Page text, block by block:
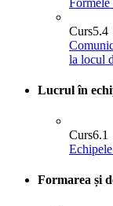
Curs5.4
la locul
Lucrul în
Curs6.1
Formarea și